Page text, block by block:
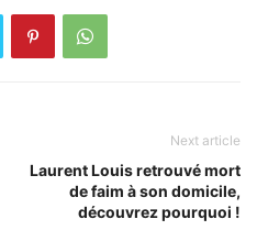
Next article
Laurent Louis retrouvé mort
de faim à son domicile,
découvrez pourquoi !